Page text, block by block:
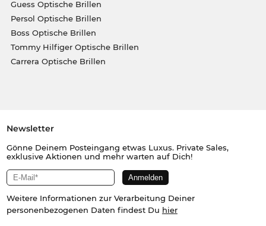
Guess Optische Brillen
Persol Optische Brillen
Boss Optische Brillen
Tommy Hilfiger Optische Brillen
Carrera Optische Brillen
Newsletter
Gönne Deinem Posteingang etwas Luxus. Private Sales,
exklusive Aktionen und mehr warten auf Dich!
Weitere Informationen zur Verarbeitung Deiner
personenbezogenen Daten findest Du hier